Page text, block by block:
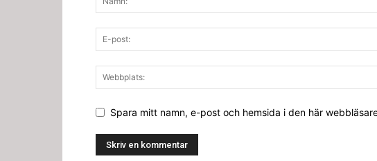
Spara mitt namn, e-post och hemsida i den här